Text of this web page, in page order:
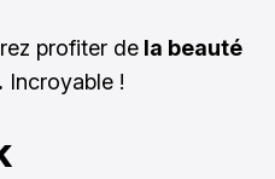
profiter de la beauté
Incroyable !